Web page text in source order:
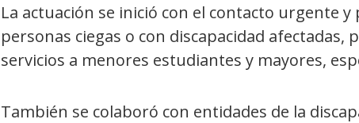
La actuación se inició con el contacto urgente
personas ciegas o con discapacidad
servicios a menores estudiantes y mayores,
También se colaboró con entidades de la